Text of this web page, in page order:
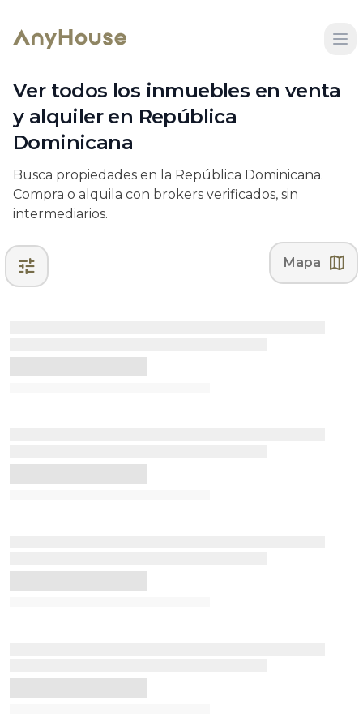
Ver todos los inmuebles en venta
y alquiler en República
Dominicana
Busca propiedades en la República Dominicana.
Compra o alquila con brokers verificados, sin
intermediarios.
tune Mapa map